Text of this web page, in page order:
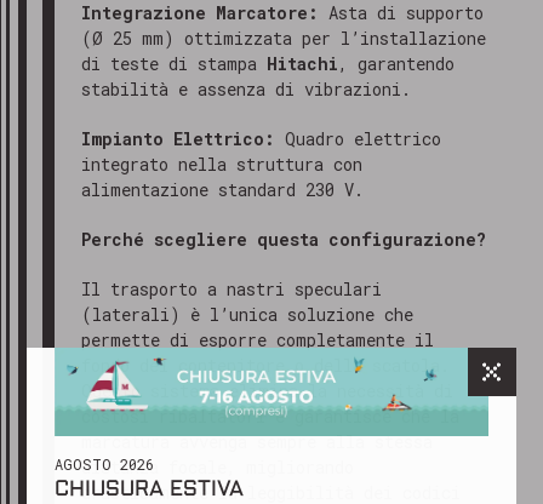
AGOSTO 2026
CHIUSURA ESTIVA
Integrazione Marcatore:Asta di supporto
(Ø 25 mm) ottimizzata per l’installazione
di teste di stampa Hitachi, garantendo
stabilità e assenza di vibrazioni.
Impianto Elettrico:Quadro elettrico
integrato nella struttura con
alimentazione standard 230 V.
Perché scegliere questa configurazione?
Il trasporto a nastri speculari
(laterali) è l’unica soluzione che
permette di esporre completamente il
fondo del contenitore o della scatola.
Questo sistema elimina la necessità di
costosi ribaltatori e garantisce che la
marcatura avvenga sempre alla stessa
distanza focale, migliorando
drasticamente la leggibilità dei codici
GRAZIE PER AVERCI CONTATTATO
Gentile cliente,
abbiamo ricevuto il tuo messaggio e
il nostro team ti risponderà al più
presto, solitamente entro 24-48 ore